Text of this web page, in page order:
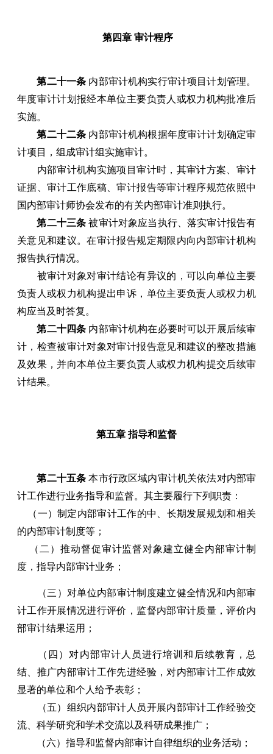
第四章 审计程序
第二十一条 内部审计机构实行审计项目计划管理。
年度审计计划报经本单位主要负责人或权力机构批准后
实施。
第二十二条 内部审计机构根据年度审计计划确定审
计项目，组成审计组实施审计。
内部审计机构实施项目审计时，其审计方案、审计
证据、审计工作底稿、审计报告等审计程序规范依照中
国内部审计师协会发布的有关内部审计准则执行。
第二十三条 被审计对象应当执行、落实审计报告有
关意见和建议。在审计报告规定期限内向内部审计机构
报告执行情况。
被审计对象对审计结论有异议的，可以向单位主要
负责人或权力机构提出申诉，单位主要负责人或权力机
构应当及时答复。
第二十四条 内部审计机构在必要时可以开展后续审
计，检查被审计对象对审计报告意见和建议的整改措施
及效果，并向本单位主要负责人或权力机构提交后续审
计结果。
第五章 指导和监督
第二十五条 本市行政区域内审计机关依法对内部审
计工作进行业务指导和监督。其主要履行下列职责：
（一）制定内部审计工作的中、长期发展规划和相关
的内部审计制度等；
（二）推动督促审计监督对象建立健全内部审计制
度，指导内部审计业务；
（三）对单位内部审计制度建立健全情况和内部审
计工作开展情况进行评价，监督内部审计质量，评价内
部审计结果运用；
（四）对内部审计人员进行培训和后续教育，总
结、推广内部审计工作先进经验，对内部审计工作成效
显著的单位和个人给予表彰；
（五）组织内部审计人员开展内部审计工作经验交
流、科学研究和学术交流以及科研成果推广；
（六）指导和监督内部审计自律组织的业务活动；